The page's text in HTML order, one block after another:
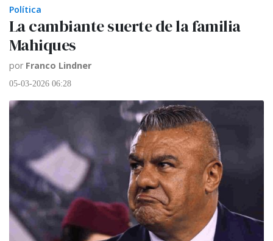
Política
La cambiante suerte de la familia
Mahiques
por Franco Lindner
05-03-2026 06:28